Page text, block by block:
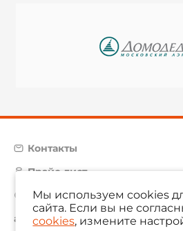
Контакты
Прайс-лист
Карта сайта
aam@aamsystems.ru
Мы используем cookies
сайта. Если вы не
cookies, измените